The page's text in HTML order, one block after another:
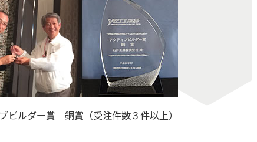
ビルダー賞 銅賞（受注件数３件以上）